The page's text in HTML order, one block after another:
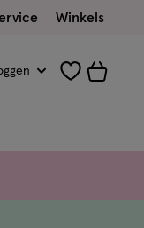
Winkels